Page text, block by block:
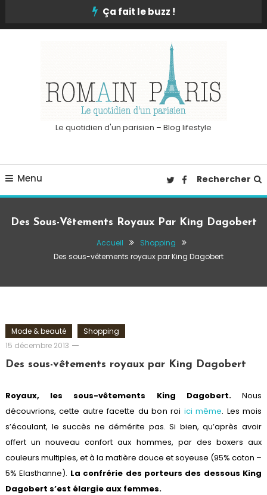
Ça fait le buzz !
Le quotidien d'un parisien – Blog lifestyle
Menu Rechercher
Des Sous-Vêtements Royaux Par King Dagobert
Accueil
Shopping
Des sous-vêtements royaux par King Dagobert
Mode & beauté
Shopping
15 décembre 2013
Romain-
Des sous-vêtements royaux par King Dagobert
Royaux, les sous-vêtements King Dagobert.Nous
découvrions, cette autre facette du bon roi ici même. Les mois
s’écoulant, le succès ne démérite pas. Si bien, qu’après avoir
offert un nouveau confort aux hommes, par des boxers aux
couleurs multiples, et à la matière douce et soyeuse (95% coton –
5% Elasthanne). La confrérie des porteurs des dessous King
Dagobert s’est élargie aux femmes.